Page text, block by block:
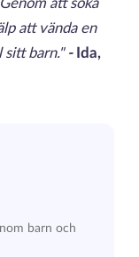
att söka
att vända en
sitt barn." - Ida,
barn och